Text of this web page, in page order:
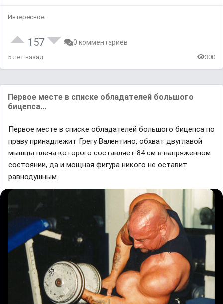
Интересное
157 0 комментариев
5 лет назад 300
Первое месте в списке обладателей большого
бицепса...
Первое месте в списке обладателей большого бицепса по
праву принадлежит Грегу Валентино, обхват двуглавой
мышцы плеча которого составляет 84 см в напряженном
состоянии, да и мощная фигура никого не оставит
равнодушным.